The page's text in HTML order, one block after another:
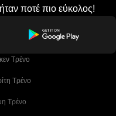
ποτέ πιο εύκολος!
Tρένο
Tρένο
Τρένο